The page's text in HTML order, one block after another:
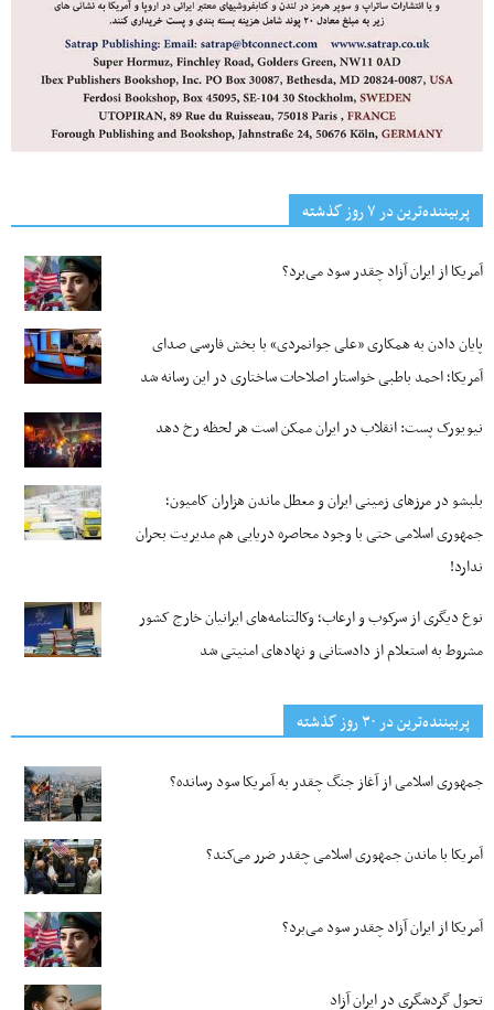
پربیننده‌ترین‌ در ۷ روز گذشته
آمریکا از ایران آزاد چقدر سود می‌برد؟
پایان دادن به همکاری «علی جوانمردی» با بخش فارسی صدای
آمریکا؛ احمد باطبی خواستار اصلاحات ساختاری در این رسانه شد
نیویورک پست: انقلاب در ایران ممکن است هر لحظه رخ دهد
بلبشو در مرزهای زمینی ایران و معطل ماندن هزاران کامیون؛
جمهوری اسلامی حتی با وجود محاصره دریایی هم مدیریت بحران
ندارد!
نوع دیگری از سرکوب و ارعاب؛ وکالتنامه‌های ایرانیان خارج کشور
مشروط به استعلام از دادستانی و نهادهای امنیتی شد
پربیننده‌ترین‌ در ۳۰ روز گذشته
جمهوری اسلامی از آغاز جنگ چقدر به آمریکا سود رسانده؟
آمریکا با ماندن جمهوری اسلامی چقدر ضرر می‌کند؟
آمریکا از ایران آزاد چقدر سود می‌برد؟
تحول گردشگری در ایران آزاد